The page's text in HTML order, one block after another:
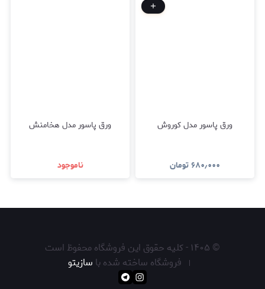
ورق پاسور مدل کوروش
۶۸۰٫۰۰۰تومان
ورق پاسور مدل هخامنش
ناموجود
© ۱۴۰۵-کلیه حقوق این فروشگاه محفوظ است
فروشگاه ساخته شده با سازیتو